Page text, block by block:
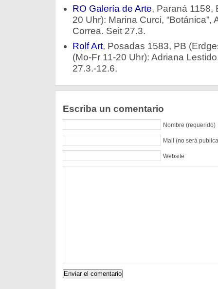
RO Galería de Arte, Paraná 1158,
20 Uhr): Marina Curci, “Botánica”,
Correa. Seit 27.3.
Rolf Art, Posadas 1583, PB
(Mo-Fr 11-20 Uhr): Adriana
27.3.-12.6.
Escriba un comentario
Nombre (requerido)
Mail (no será
Website